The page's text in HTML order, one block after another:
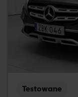
Testowane